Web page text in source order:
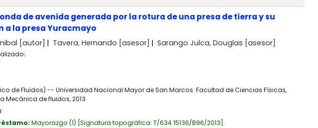
de avenida generada por la rotura de una presa de tierra y su
a la presa Yuracmayo
[autor] Tavera, Hernando [asesor] Sarango Julca, Douglas [asesor]
de Fluidos) -- Universidad Nacional Mayor de San Marcos. Facultad de Ciencias Físicas,
Mecánica de fluidos, 2013
Mayorazgo (1) Signatura topográfica: T/634.15136/B96/2013 .